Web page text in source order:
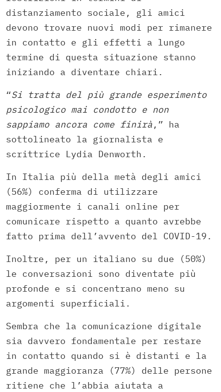
distanziamento sociale, gli amici
devono trovare nuovi modi per rimanere
in contatto e gli effetti a lungo
termine di questa situazione stanno
iniziando a diventare chiari.
“Si tratta del più grande esperimento
psicologico mai condotto e non
sappiamo ancora come finirà,” ha
sottolineato la giornalista e
scrittrice Lydia Denworth.
In Italia più della metà degli amici
(56%) conferma di utilizzare
maggiormente i canali online per
comunicare rispetto a quanto avrebbe
fatto prima dell’avvento del COVID-19.
Inoltre, per un italiano su due (50%)
le conversazioni sono diventate più
profonde e si concentrano meno su
argomenti superficiali.
Sembra che la comunicazione digitale
sia davvero fondamentale per restare
in contatto quando si è distanti e la
grande maggioranza (77%) delle persone
ritiene che l’abbia aiutata a